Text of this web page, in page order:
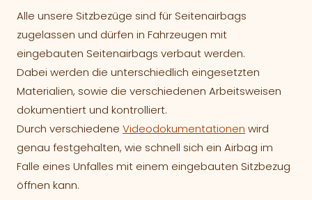
Alle unsere Sitzbezüge sind für Seitenairbags
zugelassen und dürfen in Fahrzeugen mit
eingebauten Seitenairbags verbaut werden.
Dabei werden die unterschiedlich eingesetzten
Materialien, sowie die verschiedenen Arbeitsweisen
dokumentiert und kontrolliert.
Durch verschiedene Videodokumentationen wird
genau festgehalten, wie schnell sich ein Airbag im
Falle eines Unfalles mit einem eingebauten Sitzbezug
öffnen kann.